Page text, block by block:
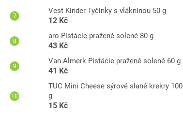
Vest Kinder Tyčinky s vlákninou 50 g
12 Kč
aro Pistácie pražené solené 80 g
43 Kč
Van Almerk Pistácie pražené solené 60 g
41 Kč
TUC Mini Cheese sýrové slané krekry 100
g
15 Kč